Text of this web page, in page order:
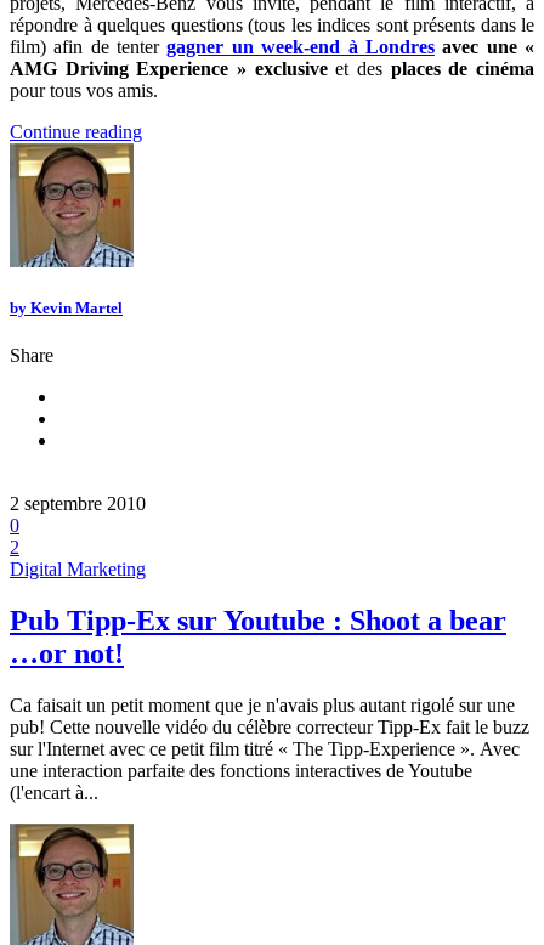
répondre à quelques questions (tous les indices sont présents dans le
film) afin de tentergagner un week-end à Londresavec une «
AMG Driving Experience » exclusiveet des places de cinéma
pour tous vos amis.
Continue reading
by Kevin Martel
Share
2 septembre 2010
0
2
Digital Marketing
Pub Tipp-Ex sur Youtube : Shoot a bear
…or not!
Ca faisait un petit moment que je n'avais plus autant rigolé sur une
pub! Cette nouvelle vidéo du célèbre correcteur Tipp-Ex fait le buzz
sur l'Internet avec ce petit film titré « The Tipp-Experience ». Avec
une interaction parfaite des fonctions interactives de Youtube
(l'encart à...